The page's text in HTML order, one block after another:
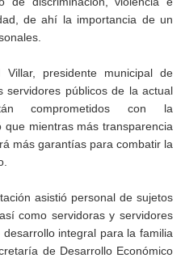
de ahí la importancia de un
Villar, presidente municipal de
servidores públicos de la actual
comprometidos con la
mientras más transparencia
más garantías para combatir la
asistió personal de sujetos
como servidoras y servidores
integral para la familia
de Desarrollo Económico